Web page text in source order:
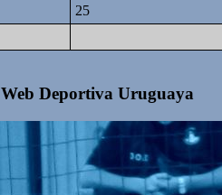
25
Deportiva Uruguaya